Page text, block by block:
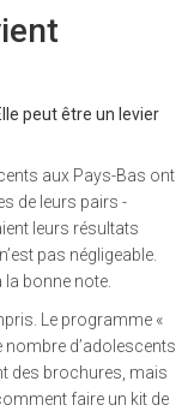
peut être un levier
aux Pays-Bas ont
de leurs pairs -
leurs résultats
pas négligeable.
la bonne note.
Le programme «
nombre d’adolescents
des brochures, mais
faire un kit de